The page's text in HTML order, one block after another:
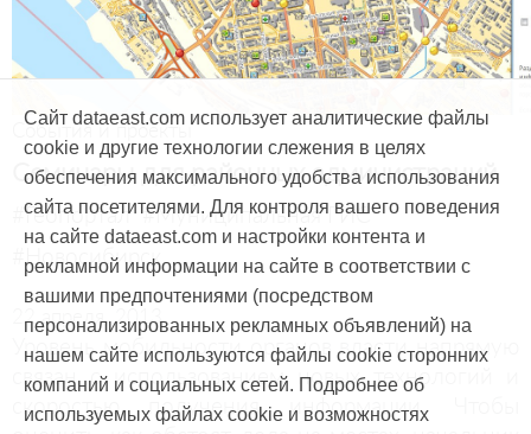
События и проекты
Cеминары для районных администраций
#Геопортал #Муниципальная ГИС
#Новосибирск
22 апреля, 2013
Уровень мобильности органов власти напрямую
связан с использованием новых технологий и
скоростью получения информации. Чтобы
Сайт dataeast.com использует аналитические файлы
cookie и другие технологии слежения в целях
обеспечения максимального удобства использования
сайта посетителями. Для контроля вашего поведения
на сайте dataeast.com и настройки контента и
рекламной информации на сайте в соответствии с
вашими предпочтениями (посредством
персонализированных рекламных объявлений) на
нашем сайте используются файлы cookie сторонних
компаний и социальных сетей. Подробнее об
используемых файлах cookie и возможностях